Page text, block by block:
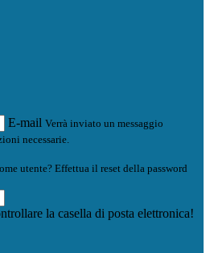
E-mail Verrà inviato un messaggio
necessarie.
utente? Effettua il reset della password
la casella di posta elettronica!